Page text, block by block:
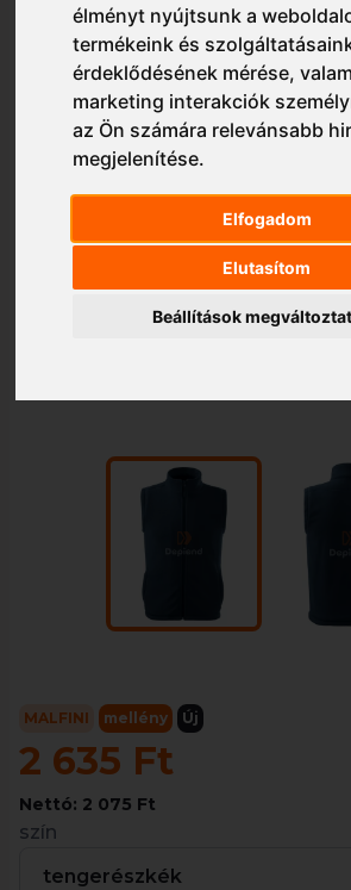
élményt nyújtsunk a
termékeink és
érdeklődésének mérése,
marketing interakciók
az Ön számára relevánsabb
megjelenítése.
Elfogadom
Elutasítom
Beállítások
MALFINI mellény Új
2 635 Ft
Nettó: 2 075 Ft
szín
tengerészkék